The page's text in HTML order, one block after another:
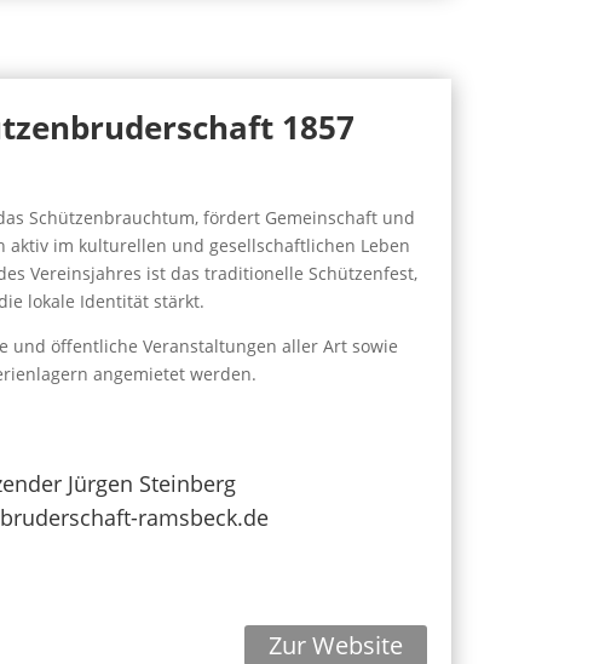
1857
Schützenbrauchtum, fördert Gemeinschaft und
aktiv im kulturellen und gesellschaftlichen Leben
Vereinsjahres ist das traditionelle Schützenfest,
lokale Identität stärkt.
und öffentliche Veranstaltungen aller Art sowie
angemietet werden.
Jürgen Steinberg
ramsbeck.de
Zur Website